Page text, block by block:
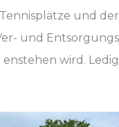
und
und
wird.